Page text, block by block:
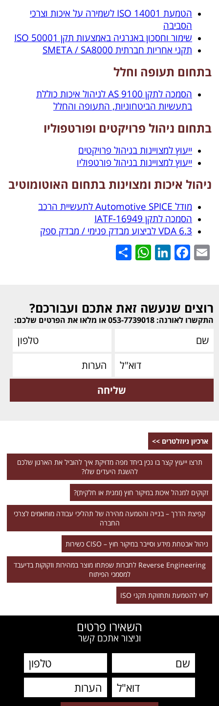
הטמעת 14001 ISO לשמירה על איכות וצרכי
הסביבה
שימור וחסכון באנרגיה באמצעות תקן 50001 ISO
תקני אחריות חברתית SMETA / SA8000
בתחום תעופה וחלל
הסמכה לתקן 9100 AS לניהול איכות כוללת
בתעשיות הביטחוניות, התעופה והחלל
בתחום ניהול פרויקטים ופורטפוליו
ייעוץ למצויינות בניהול פרויקטים
ייעוץ למצויינות בניהול פורטפוליו
ניהול איכות ומצוינות בתחום האוטומוטיב
מודל Automotive SPICE לתעשיית הרכב
הסמכה לתקן IATF-16949
VDA 6.3 לביצוע מבדק פנימי / מבדק ספק
Email
Facebook
LinkedIn
WhatsApp
רוצים שנעשה זאת אתכם ועבורכם?
התקשרו לאורנה: 053-7739018 או מלאו את הפרטים שלכם:
ארכיון ניוזלטרים >>
תרצו ייעוץ קצר בו נכין ביחד מפה מדויקת איך להוביל את הארגון שלכם
להשגת היעדים שלו?
זקוקים למנהל איכות במיקור חוץ (זמנית או חלקית)?
קפיצת הדרך – בנייה והטמעה מהירה של תהליכי עבודה מותאמים לצרכי
החברה
ניהול אבטחת מידע וסייבר במיקור חוץ – CISO כשירות
Reverse Engineering לחברות שפתחו מוצר במהירות וזקוקות בדיעבד
למסמכי הפיתוח
ליווי להטמעת ותחזוקת תקני ISO
השאירו פרטים
וניצור אתכם קשר